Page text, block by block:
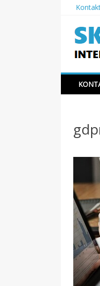
content